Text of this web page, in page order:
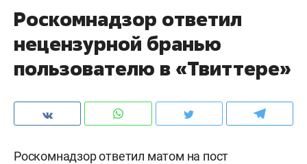
Роскомнадзор ответил
нецензурной бранью
пользователю в «Твиттере»
Роскомнадзор ответил матом на пост